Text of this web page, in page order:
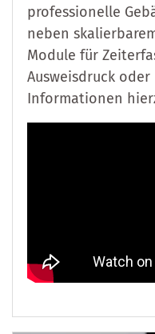
professionelle
neben
Module für
Ausweisdruck
Informationen